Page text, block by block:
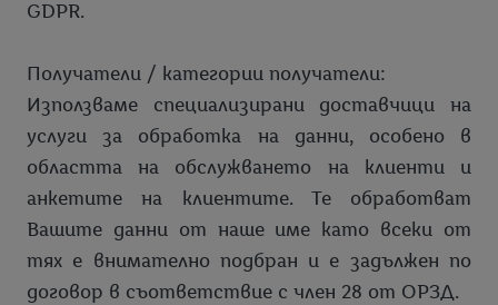
GDPR.
Получатели / категории получатели:
Използваме специализирани доставчици на
услуги за обработка на данни, особено в
областта на обслужването на клиенти и
анкетите на клиентите. Те обработват
Вашите данни от наше име като всеки от
тях е внимателно подбран и е задължен по
договор в съответствие с член 28 от ОРЗД.